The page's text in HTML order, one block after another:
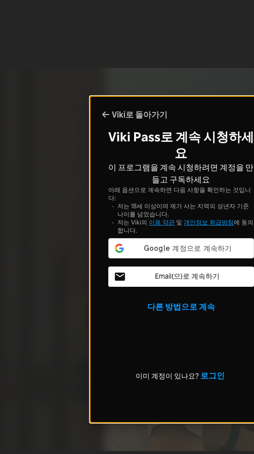
Viki로 돌아가기
Viki Pass로 계속 시청하세
요
이 프로그램을 계속 시청하려면 계정을 만
들고 구독하세요
아래 옵션으로 계속하면 다음 사항을 확인하는 것입니
다:
저는 18세 이상이며 제가 사는 지역의 성년자 기준
나이를 넘었습니다.
저는 Viki의 이용 약관 및 개인정보 취급방침에 동의
합니다.
Email(으)로 계속하기
다른 방법으로 계속
이미 계정이 있나요? 로그인